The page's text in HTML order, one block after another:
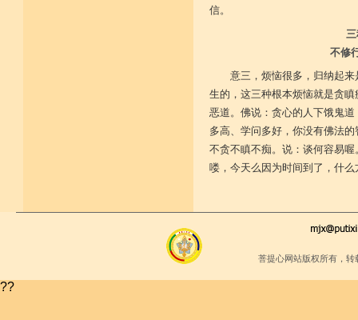
信。
不修
意三，烦恼很多，归纳起
生的，这三种根本烦恼就是贪
恶道。佛说：贪心的人下饿鬼
多高、学问多好，你没有佛法
不贪不瞋不痴。说：谈何容易
喽，今天么因为时间到了，什
菩提心网站版权所有，
??